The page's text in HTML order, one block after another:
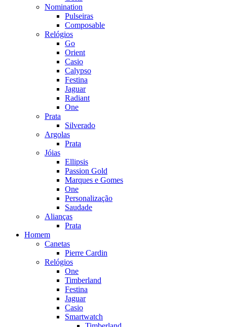
Nomination
Pulseiras
Composable
Relógios
Go
Orient
Casio
Calypso
Festina
Jaguar
Radiant
One
Prata
Silverado
Argolas
Prata
Jóias
Ellipsis
Passion Gold
Marques e Gomes
One
Personalização
Saudade
Alianças
Prata
Homem
Canetas
Pierre Cardin
Relógios
One
Timberland
Festina
Jaguar
Casio
Smartwatch